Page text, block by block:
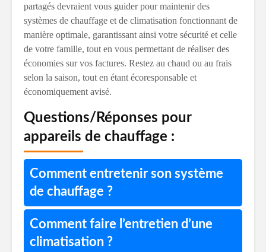
partagés devraient vous guider pour maintenir des
systèmes de chauffage et de climatisation fonctionnant de
manière optimale, garantissant ainsi votre sécurité et celle
de votre famille, tout en vous permettant de réaliser des
économies sur vos factures. Restez au chaud ou au frais
selon la saison, tout en étant écoresponsable et
économiquement avisé.
Questions/Réponses pour
appareils de chauffage :
Comment entretenir son système
de chauffage ?
Comment faire l’entretien d’une
climatisation ?